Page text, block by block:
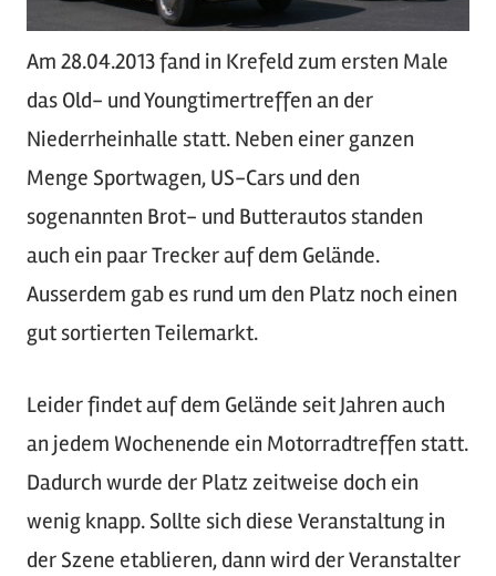
Am 28.04.2013 fand in Krefeld zum ersten Male
das Old- und Youngtimertreffen an der
Niederrheinhalle statt. Neben einer ganzen
Menge Sportwagen, US-Cars und den
sogenannten Brot- und Butterautos standen
auch ein paar Trecker auf dem Gelände.
Ausserdem gab es rund um den Platz noch einen
gut sortierten Teilemarkt.
Leider findet auf dem Gelände seit Jahren auch
an jedem Wochenende ein Motorradtreffen statt.
Dadurch wurde der Platz zeitweise doch ein
wenig knapp. Sollte sich diese Veranstaltung in
der Szene etablieren, dann wird der Veranstalter